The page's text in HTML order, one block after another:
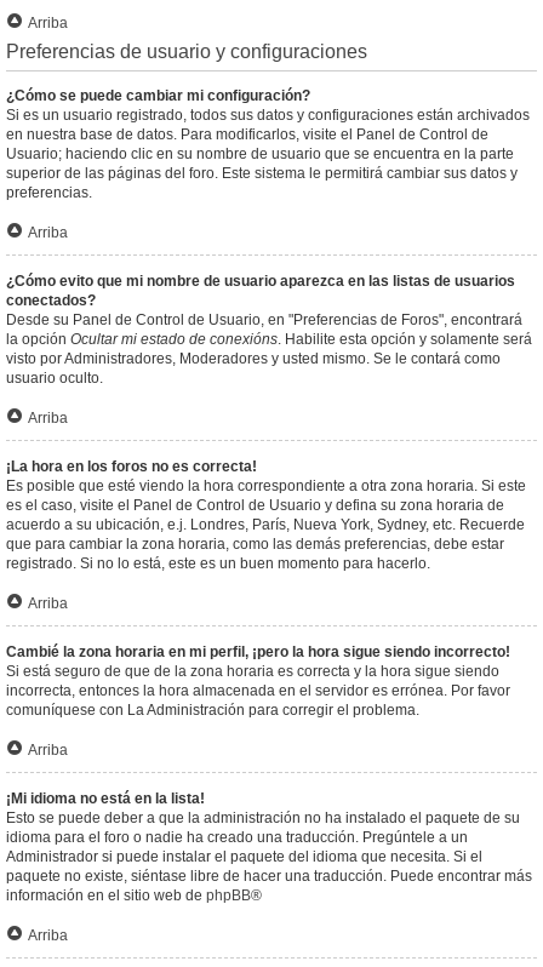
Arriba
Preferencias de usuario y configuraciones
¿Cómo se puede cambiar mi configuración?
Si es un usuario registrado, todos sus datos y configuraciones están archivados
en nuestra base de datos. Para modificarlos, visite el Panel de Control de
Usuario; haciendo clic en su nombre de usuario que se encuentra en la parte
superior de las páginas del foro. Este sistema le permitirá cambiar sus datos y
preferencias.
Arriba
¿Cómo evito que mi nombre de usuario aparezca en las listas de usuarios
conectados?
Desde su Panel de Control de Usuario, en "Preferencias de Foros", encontrará
la opción Ocultar mi estado de conexións. Habilite esta opción y solamente será
visto por Administradores, Moderadores y usted mismo. Se le contará como
usuario oculto.
Arriba
¡La hora en los foros no es correcta!
Es posible que esté viendo la hora correspondiente a otra zona horaria. Si este
es el caso, visite el Panel de Control de Usuario y defina su zona horaria de
acuerdo a su ubicación, e.j. Londres, París, Nueva York, Sydney, etc. Recuerde
que para cambiar la zona horaria, como las demás preferencias, debe estar
registrado. Si no lo está, este es un buen momento para hacerlo.
Arriba
Cambié la zona horaria en mi perfil, ¡pero la hora sigue siendo incorrecto!
Si está seguro de que de la zona horaria es correcta y la hora sigue siendo
incorrecta, entonces la hora almacenada en el servidor es errónea. Por favor
comuníquese con La Administración para corregir el problema.
Arriba
¡Mi idioma no está en la lista!
Esto se puede deber a que la administración no ha instalado el paquete de su
idioma para el foro o nadie ha creado una traducción. Pregúntele a un
Administrador si puede instalar el paquete del idioma que necesita. Si el
paquete no existe, siéntase libre de hacer una traducción. Puede encontrar más
información en el sitio web de phpBB®
Arriba